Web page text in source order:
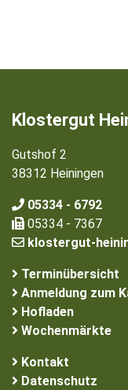
Klostergut
Gutshof 2
38312 Heiningen
05334 - 6792
05334 - 7367
klostergut-
Terminübersicht
Anmeldung zum
Hofladen
Wochenmärkte
Kontakt
Datenschutz